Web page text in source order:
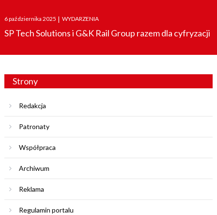
Posted
on
6 października 2025 | WYDARZENIA
SP Tech Solutions i G&K Rail Group razem dla cyfryzacji
Strony
Redakcja
Patronaty
Współpraca
Archiwum
Reklama
Regulamin portalu